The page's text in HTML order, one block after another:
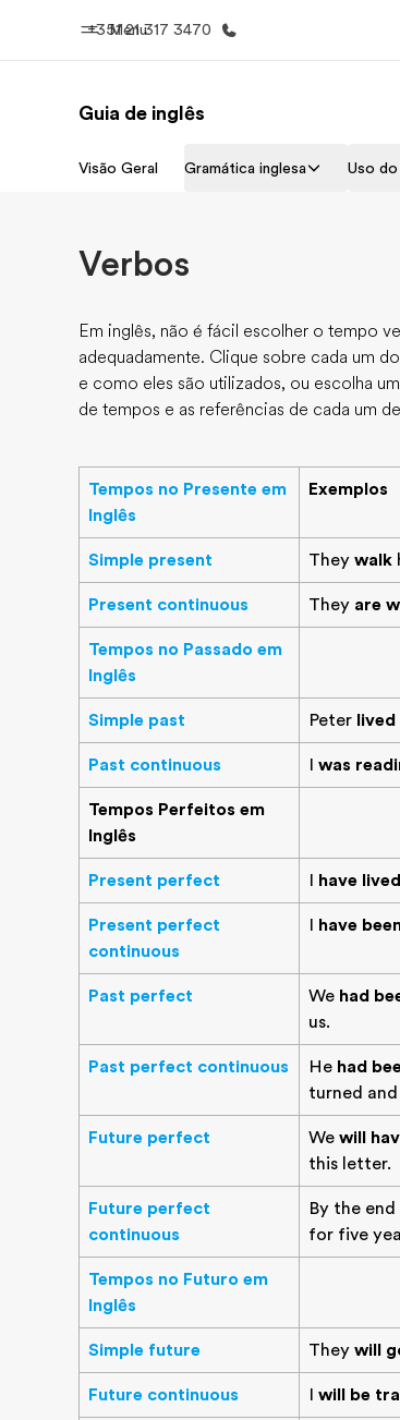
Menu
+351 21 317 3470
Início
Guia de inglês
Visão Geral Gramática inglesa Uso do
Verbos
Em inglês, não é fácil escolher o tempo
adequadamente. Clique sobre cada um
e como eles são utilizados, ou escolha
de tempos e as referências de cada um
Tempos no Presente em
Inglês
Exemplos
Simple present They walk
Present continuous They are
Tempos no Passado em
Inglês
Simple past Peter lived
Past continuous I was
Tempos Perfeitos em
Inglês
Present perfect I have lived
Present perfect
continuous
I have
Past perfect We had
us.
Past perfect continuous He had
turned
Future perfect We will
this letter.
Future perfect
continuous
By the
for five
Tempos no Futuro em
Inglês
Simple future They will
Future continuous I will be